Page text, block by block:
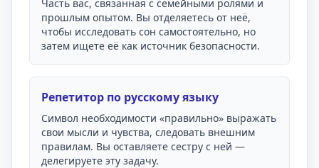
Часть вас, связанная с семейными ролями и
прошлым опытом. Вы отделяетесь от неё,
чтобы исследовать сон самостоятельно, но
затем ищете её как источник безопасности.
Репетитор по русскому языку
Символ необходимости «правильно» выражать
свои мысли и чувства, следовать внешним
правилам. Вы оставляете сестру с ней —
делегируете эту задачу.